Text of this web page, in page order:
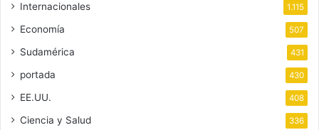
Internacionales 1.115
Economía 507
Sudamérica 431
portada 430
EE.UU. 408
Ciencia y Salud 336